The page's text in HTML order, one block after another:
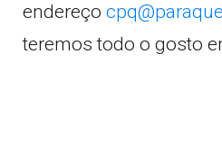
endereço
teremos todo o gosto